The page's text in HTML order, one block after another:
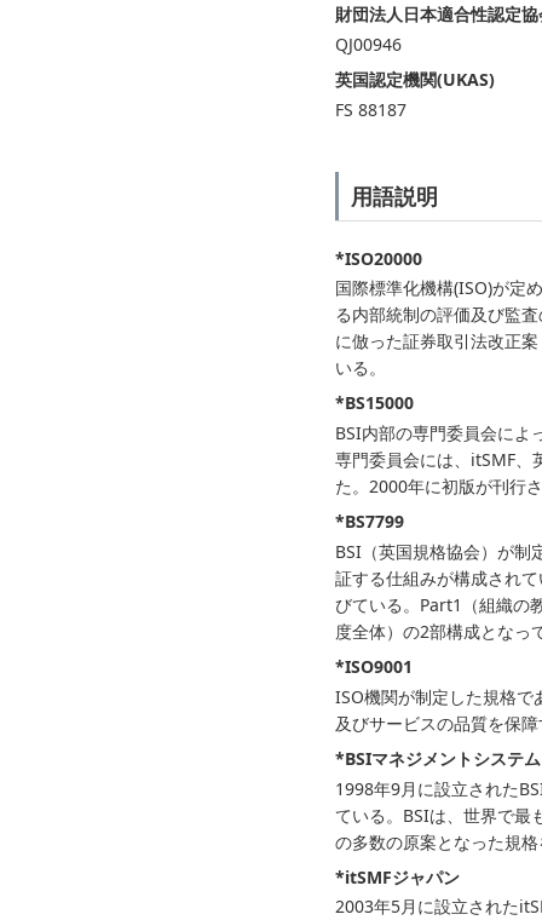
財団法人日本適合性認定
QJ00946
英国認定機関(UKAS)
FS 88187
用語説明
*ISO20000
国際標準化機構(ISO)が定
る内部統制の評価及び監
に倣った証券取引法改正
いる。
*BS15000
BSI内部の専門委員会によ
専門委員会には、itSMF、
た。2000年に初版が刊行
*BS7799
BSI（英国規格協会）が制
証する仕組みが構成され
びている。Part1（組織の
度全体）の2部構成となっ
*ISO9001
ISO機関が制定した規格
及びサービスの品質を保
*BSIマネジメントシステ
1998年9月に設立された
ている。BSIは、世界で最
の多数の原案となった規
*itSMFジャパン
2003年5月に設立された